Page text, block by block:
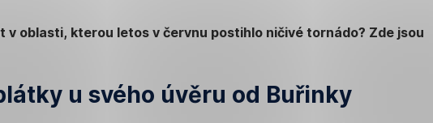
oblasti, kterou letos v červnu postihlo ničivé tornádo? Zde jsou
u svého úvěru od Buřinky